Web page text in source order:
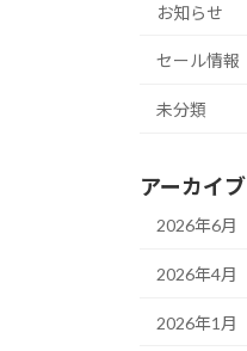
お知らせ
セール情報
未分類
アーカイブ
2026年6月
2026年4月
2026年1月